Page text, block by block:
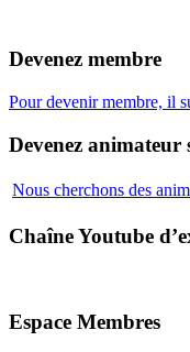
Devenez membre
Pour devenir membre, il
Devenez
Nous cherchons des
Chaîne Youtube
Espace Membres